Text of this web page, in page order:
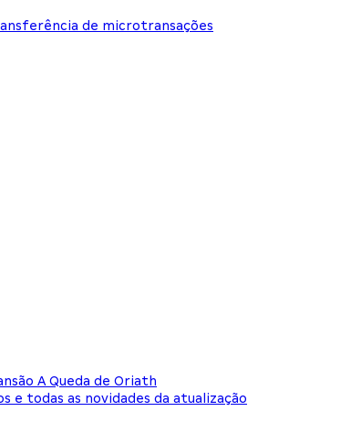
de microtransações
A Queda de Oriath
e todas as novidades da atualização